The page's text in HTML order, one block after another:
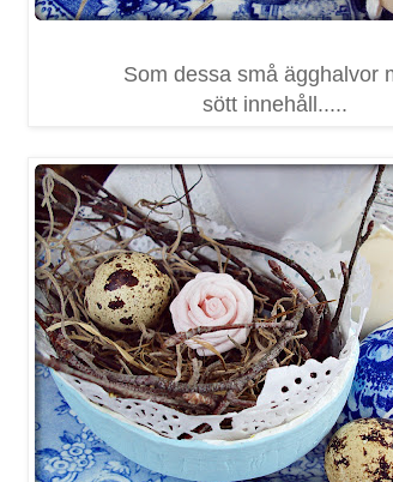
Som dessa små ägghalvor
sött innehåll.....